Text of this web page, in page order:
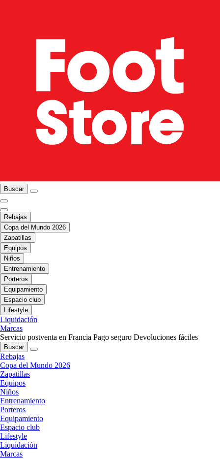
Buscar
Rebajas
Copa del Mundo 2026
Zapatillas
Equipos
Niños
Entrenamiento
Porteros
Equipamiento
Espacio club
Lifestyle
Liquidación
Marcas
Servicio postventa en Francia Pago seguro Devoluciones fáciles
Buscar
Rebajas
Copa del Mundo 2026
Zapatillas
Equipos
Niños
Entrenamiento
Porteros
Equipamiento
Espacio club
Lifestyle
Liquidación
Marcas